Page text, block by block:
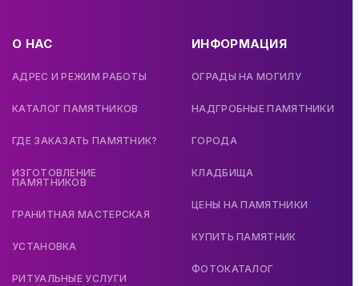
О НАС
АДРЕС И РЕЖИМ РАБОТЫ
КАТАЛОГ ПАМЯТНИКОВ
ГДЕ ЗАКАЗАТЬ ПАМЯТНИК?
ИЗГОТОВЛЕНИЕ
ПАМЯТНИКОВ
ГРАНИТНАЯ МАСТЕРСКАЯ
УСТАНОВКА
РИТУАЛЬНЫЕ УСЛУГИ
ИНФОРМАЦИЯ
ОГРАДЫ НА МОГИЛУ
НАДГРОБНЫЕ ПАМЯТНИКИ
ГОРОДА
КЛАДБИЩА
ЦЕНЫ НА ПАМЯТНИКИ
КУПИТЬ ПАМЯТНИК
ФОТОКАТАЛОГ